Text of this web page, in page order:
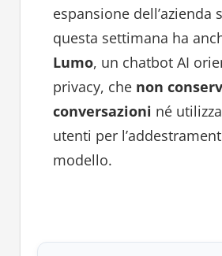
espansione dell’azienda
questa settimana ha
Lumo, un chatbot AI
privacy, che non
conversazioni né
utenti per
modello.